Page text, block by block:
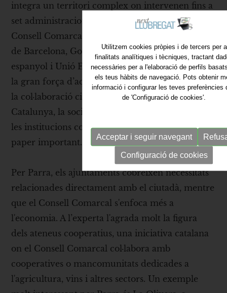
integra un territori complex on intervenen fins a
set administracions públiques: Ajuntaments,
Consell Comarcal, Àrea Metropolitana, Diputació
de Barcelona, Govern de la Generalitat, Estat
espanyol i Unió Europea. Carmen Parra valores
la gran força d’aquesta zona, i de tot Espanya, és
la col·laboració ciutadana. L’experta afirma que a
Catalunya, la societat civil és molt potent, i que
les institucions com l'Església també hi juguen un
paper important.
Per Parra, els ajuntaments cobreixen necessitats
relacionades directament amb el ciutadà, mentre
que el Consell Comarcal s'enfoca més a
l'economia. A l’experta l'agrada molt la figura
dels ateneus cooperatius, una iniciativa catalana
on el Consell Comarcal col·labora amb
cooperatives o mancomunitats dedicades a
l'agricultura, vins i altres sectors. Un exemple
Utilitzem cookies pròpies i de tercers per a
finalitats analítiques i tècniques, tractant
necessàries per a l'elaboració de perfils
els teus hàbits de navegació. Pots obtenir
informació i configurar les teves preferències
de 'Configuració de cookies'.
Acceptar i seguir navegant
Configuració de cookies